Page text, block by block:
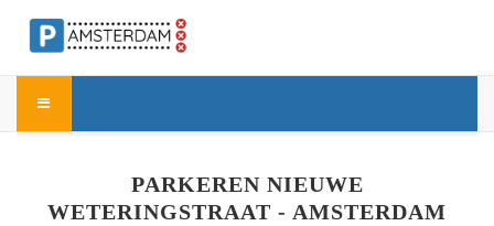
PARKEREN NIEUWE
WETERINGSTRAAT - AMSTERDAM